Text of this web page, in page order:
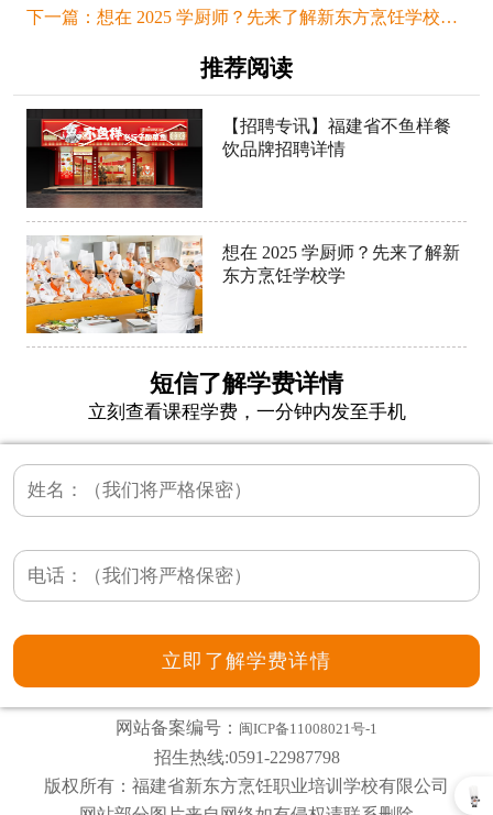
下一篇： 想在 2025 学厨师？先来了解新东方烹饪学校学费
推荐阅读
【招聘专讯】福建省不鱼样餐
饮品牌招聘详情
想在 2025 学厨师？先来了解新
东方烹饪学校学
短信了解学费详情
立刻查看课程学费，一分钟内发至手机
网站备案编号： 闽ICP备11008021号-1
招生热线:0591-22987798
版权所有：福建省新东方烹饪职业培训学校有限公司